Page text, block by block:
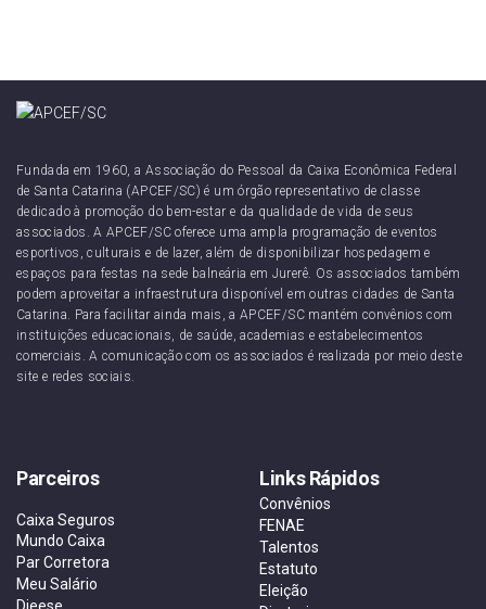
Fundada em 1960, a Associação do Pessoal da Caixa Econômica Federal
de Santa Catarina (APCEF/SC) é um órgão representativo de classe
dedicado à promoção do bem-estar e da qualidade de vida de seus
associados. A APCEF/SC oferece uma ampla programação de eventos
esportivos, culturais e de lazer, além de disponibilizar hospedagem e
espaços para festas na sede balneária em Jurerê. Os associados também
podem aproveitar a infraestrutura disponível em outras cidades de Santa
Catarina. Para facilitar ainda mais, a APCEF/SC mantém convênios com
instituições educacionais, de saúde, academias e estabelecimentos
comerciais. A comunicação com os associados é realizada por meio deste
site e redes sociais.
Parceiros
Caixa Seguros
Mundo Caixa
Par Corretora
Meu Salário
Links Rápidos
Convênios
FENAE
Talentos
Estatuto
Eleição